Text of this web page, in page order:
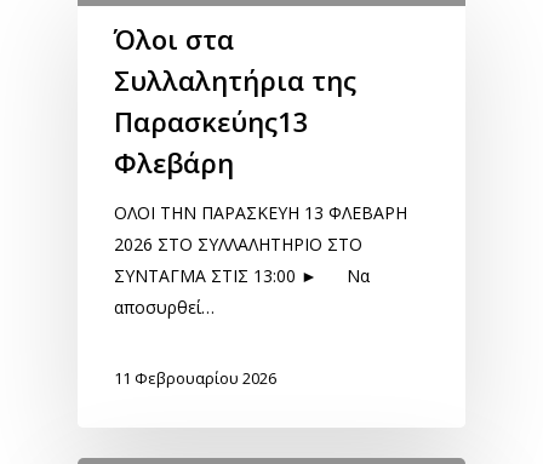
Όλοι στα
Συλλαλητήρια της
Παρασκεύης13
Φλεβάρη
ΟΛΟΙ ΤΗΝ ΠΑΡΑΣΚΕΥΗ 13 ΦΛΕΒΑΡΗ
2026 ΣΤΟ ΣΥΛΛΑΛΗΤΗΡΙΟ ΣΤΟ
ΣΥΝΤΑΓΜΑ ΣΤΙΣ 13:00 ► Να
αποσυρθεί…
11 Φεβρουαρίου 2026